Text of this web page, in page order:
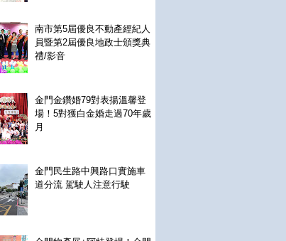
南市第5屆優良不動產經紀人
員暨第2屆優良地政士頒獎典
禮/影音
金門金鑽婚79對表揚溫馨登
場！5對獲白金婚走過70年歲
月
金門民生路中興路口實施車
道分流 駕駛人注意行駛